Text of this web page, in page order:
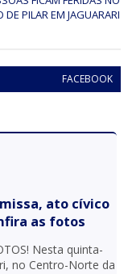
DE PILAR EM JAGUARARI
FACEBOOK
ato cívico
as fotos
Nesta quinta-
no Centro-Norte da